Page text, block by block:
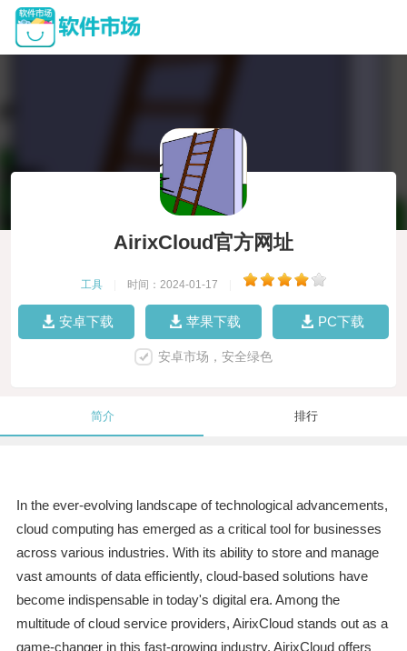
AirixCloud官方网址
工具 时间：2024-01-17
安卓下载 苹果下载 PC下载
安卓市场，安全绿色
简介 排行
In the ever-evolving landscape of technological advancements,
cloud computing has emerged as a critical tool for businesses
across various industries. With its ability to store and manage
vast amounts of data efficiently, cloud-based solutions have
become indispensable in today's digital era. Among the
multitude of cloud service providers, AirixCloud stands out as a
game-changer in this fast-growing industry. AirixCloud offers